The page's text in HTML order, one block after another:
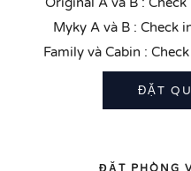
Myky A và B : Check
Family và Cabin :
ĐẶT
ĐẶT PHÒNG